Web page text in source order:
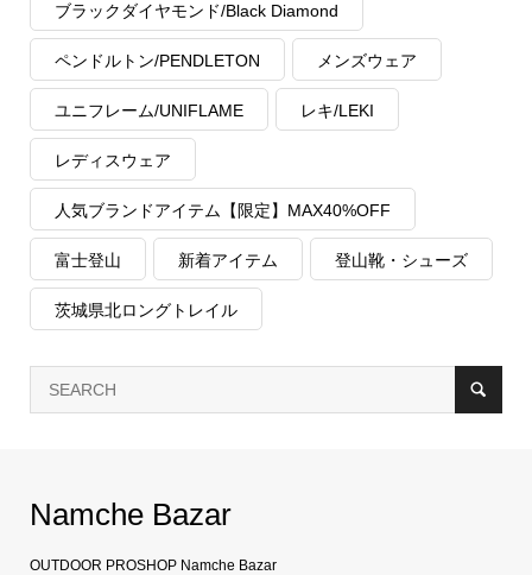
ブラックダイヤモンド/Black Diamond
ペンドルトン/PENDLETON メンズウェア
ユニフレーム/UNIFLAME レキ/LEKI
レディスウェア
人気ブランドアイテム【限定】MAX40%OFF
富士登山 新着アイテム 登山靴・シューズ
茨城県北ロングトレイル
Namche Bazar
OUTDOOR PROSHOP Namche Bazar